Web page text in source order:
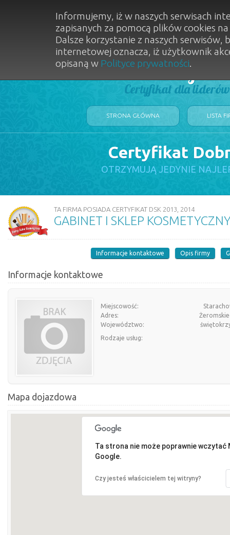
Dobry
Certyfikat dla
STRONA GŁÓWNA LISTA
Certyfikat
OTRZYMUJĄ JEDYNIE
TA FIRMA POSIADA CERTYFIKAT DSK 2013, 2014
GABINET I SKLEP
Informacje kontaktowe Opis firmy
Informacje kontaktowe
Miejscowość:
Adres:
Województwo:
Rodzaje usług:
Mapa dojazdowa
Ta strona nie może poprawnie wczytać
Google.
Czy jesteś właścicielem tej witryny?
Informujemy, iż w naszych serwisach
zapisanych za pomocą plików cookies
Dalsze korzystanie z naszych
internetowej oznacza, iż użytkownik
opisaną w Polityce prywatności.